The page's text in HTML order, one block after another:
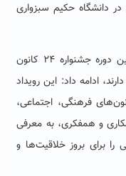
دانشگاه حکیم سبزواری
دوره جشنواره۲۴ کانون
ادامه داد: این رویداد
فرهنگی، اجتماعی،
و همفکری، به معرفی
را برای بروز خلاقیت‌ها و